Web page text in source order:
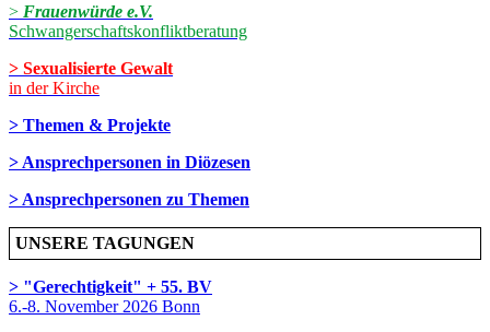
> Frauenwürde e.V.
Schwangerschaftskonfliktberatung
> Sexualisierte Gewalt
in der Kirche
> Themen & Projekte
> Ansprechpersonen in Diözesen
> Ansprechpersonen zu Themen
UNSERE TAGUNGEN
> "Gerechtigkeit" + 55. BV
6.-8. November 2026 Bonn